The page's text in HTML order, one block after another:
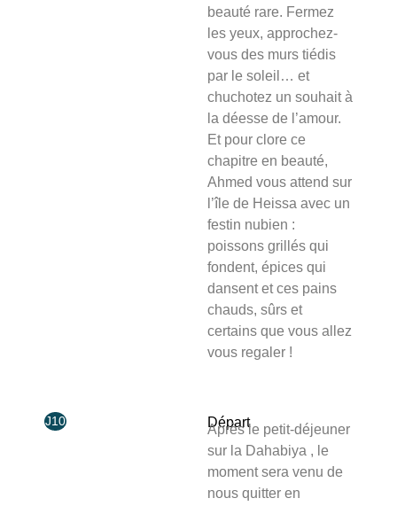
beauté rare. Fermez
les yeux, approchez-
vous des murs tiédis
par le soleil… et
chuchotez un souhait à
la déesse de l’amour.
Et pour clore ce
chapitre en beauté,
Ahmed vous attend sur
l’île de Heissa avec un
festin nubien :
poissons grillés qui
fondent, épices qui
dansent et ces pains
chauds, sûrs et
certains que vous allez
vous regaler !
J10 Départ
Après le petit-déjeuner
sur la Dahabiya , le
moment sera venu de
nous quitter en